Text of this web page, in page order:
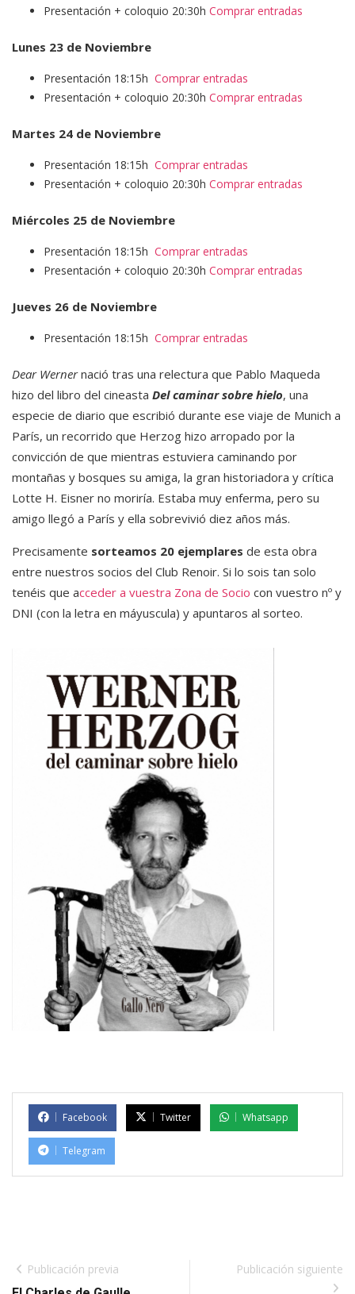
Presentación + coloquio 20:30h Comprar entradas
Lunes 23 de Noviembre
Presentación 18:15h Comprar entradas
Presentación + coloquio 20:30h Comprar entradas
Martes 24 de Noviembre
Presentación 18:15h Comprar entradas
Presentación + coloquio 20:30h Comprar entradas
Miércoles 25 de Noviembre
Presentación 18:15h Comprar entradas
Presentación + coloquio 20:30h Comprar entradas
Jueves 26 de Noviembre
Presentación 18:15h Comprar entradas
Dear Wernernació tras una relectura que Pablo Maqueda
hizo del libro del cineasta Del caminar sobre hielo, una
especie de diario que escribió durante ese viaje de Munich a
París, un recorrido que Herzog hizo arropado por la
convicción de que mientras estuviera caminando por
montañas y bosques su amiga, la gran historiadora y crítica
Lotte H. Eisner no moriría. Estaba muy enferma, pero su
amigo llegó a París y ella sobrevivió diez años más.
Precisamente sorteamos 20 ejemplares de esta obra
entre nuestros socios del Club Renoir. Si lo sois tan solo
tenéis que acceder a vuestra Zona de Socio con vuestro nº y
DNI (con la letra en máyuscula) y apuntaros al sorteo.
Facebook Twitter Whatsapp
Telegram
Publicación previa
Publicación siguiente